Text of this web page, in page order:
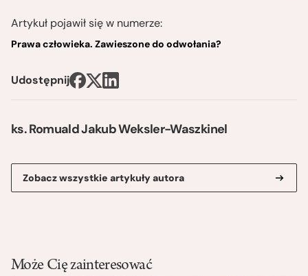
ks. Romuald Jakub Weksler-Waszkinel
Zobacz wszystkie artykuły autora
Artykuł pojawił się w numerze:
Prawa człowieka. Zawieszone do odwołania?
Udostępnij
Może Cię zainteresować